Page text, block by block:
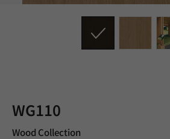
WG110
Wood Collection